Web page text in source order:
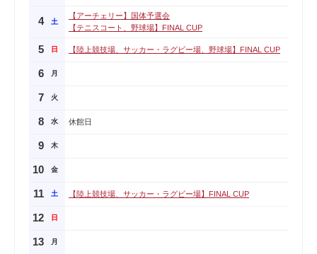
4 土
【アーチェリー】国体予選会
【テニスコート、野球場】FINAL CUP
5 日 【陸上競技場、サッカー・ラグビー場、野球場】FINAL CUP
6 月
7 火
8 水 休館日
9 木
10 金
11 土 【陸上競技場、サッカー・ラグビー場】FINAL CUP
12 日
13 月